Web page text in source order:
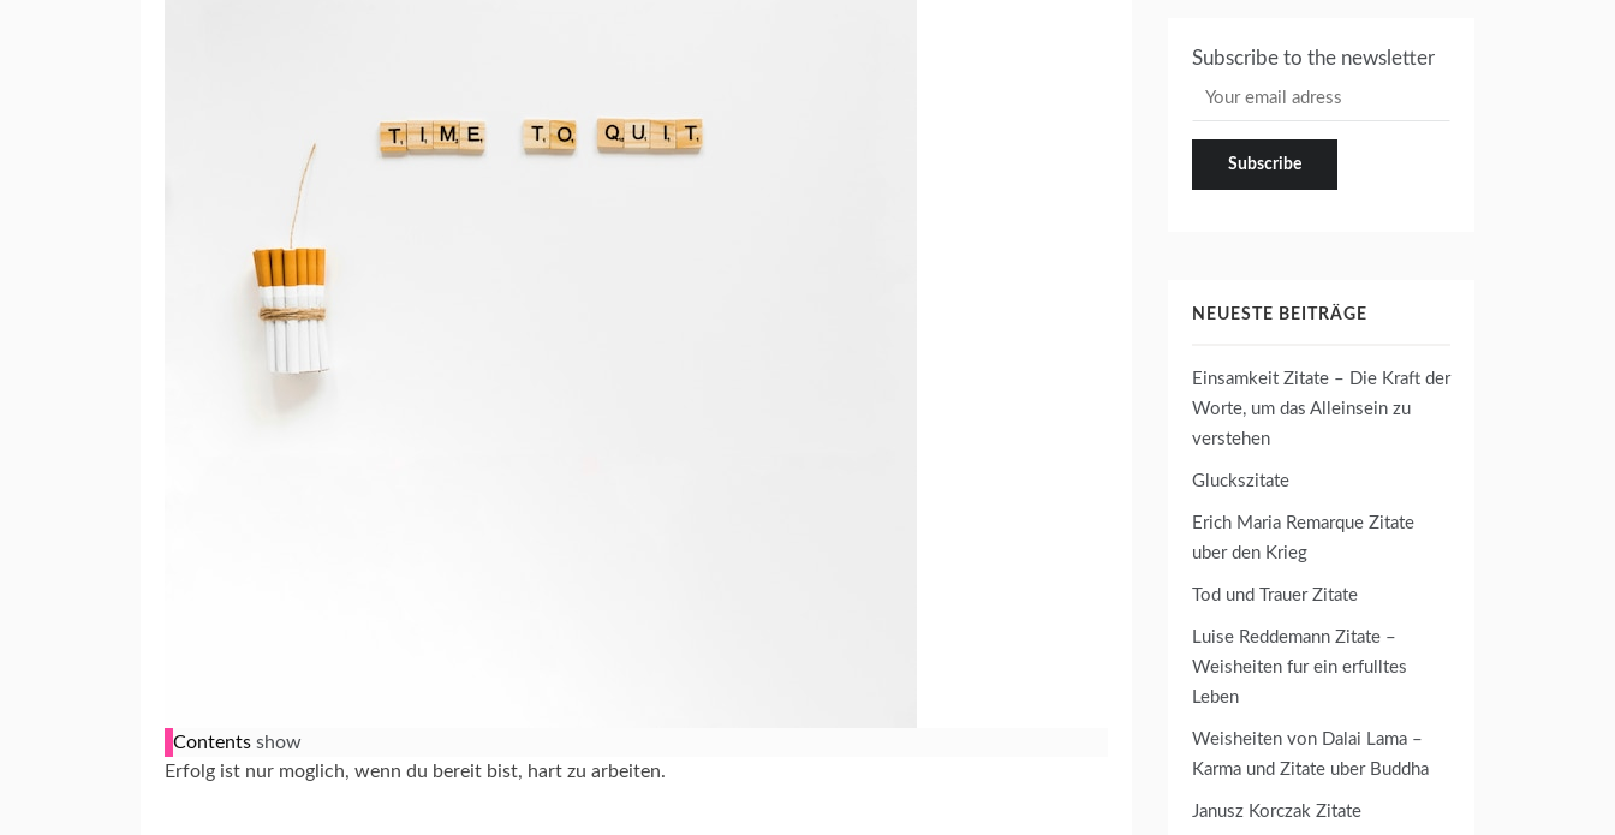
Contents show
Erfolg ist nur moglich, wenn du bereit bist, hart zu arbeiten.
Subscribe to the newsletter
NEUESTE BEITRÄGE
Einsamkeit Zitate – Die Kraft der
Worte, um das Alleinsein zu
verstehen
Gluckszitate
Erich Maria Remarque Zitate
uber den Krieg
Tod und Trauer Zitate
Luise Reddemann Zitate –
Weisheiten fur ein erfulltes
Leben
Weisheiten von Dalai Lama –
Karma und Zitate uber Buddha
Janusz Korczak Zitate